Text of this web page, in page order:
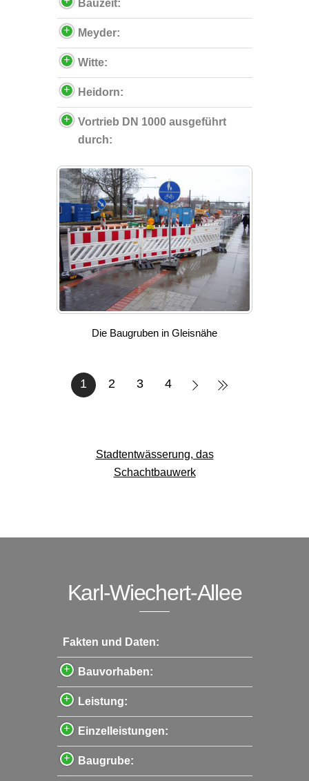
Bauzeit:
Meyder:
Witte:
Heidorn:
Vortrieb DN 1000 ausgeführt
durch:
Die Baugruben in Gleisnähe
1 2 3 4
Stadtentwässerung, das
Schachtbauwerk
Karl-Wiechert-Allee
Fakten und Daten:
Bauvorhaben:
Leistung:
Einzelleistungen:
Baugrube: